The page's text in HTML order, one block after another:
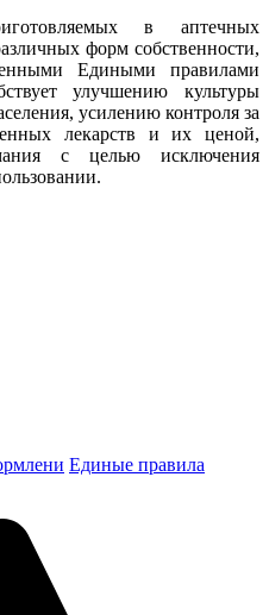
в аптечных
форм собственности,
Едиными правилами
улучшению культуры
усилению контроля за
лекарств и их ценой,
с целью исключения
Единые правила